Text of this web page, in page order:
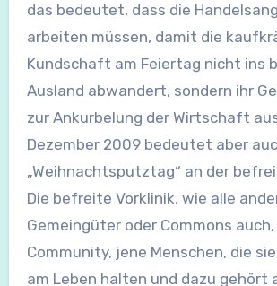
das bedeutet, dass die
arbeiten müssen, damit die
Kundschaft am Feiertag nicht ins
Ausland abwandert, sondern ihr
zur Ankurbelung der Wirtschaft
Dezember 2009 bedeutet aber
„Weihnachtsputztag“ an der
Die befreite Vorklinik, wie alle
Gemeingüter oder Commons
Community, jene Menschen, die
am Leben halten und dazu gehört